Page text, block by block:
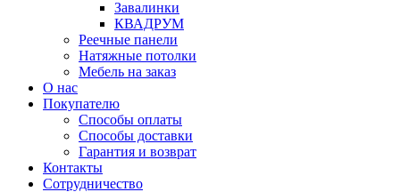
Завалинки
КВАДРУМ
Реечные панели
Натяжные потолки
Мебель на заказ
О нас
Покупателю
Способы оплаты
Способы доставки
Гарантия и возврат
Контакты
Сотрудничество